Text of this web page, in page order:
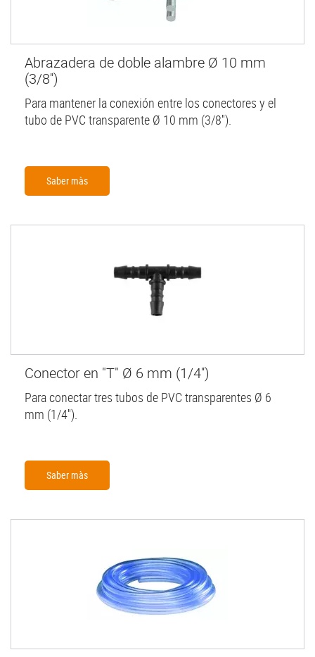
Abrazadera de doble alambre Ø 10 mm
(3/8'')
Para mantener la conexión entre los conectores y el
tubo de PVC transparente Ø 10 mm (3/8'').
Saber màs
Conector en "T" Ø 6 mm (1/4'')
Para conectar tres tubos de PVC transparentes Ø 6
mm (1/4'').
Saber màs